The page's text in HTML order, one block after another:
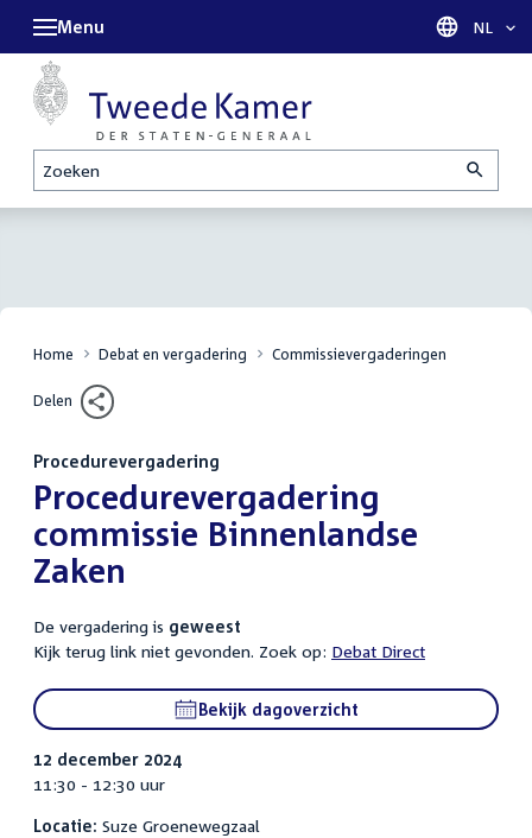
Zoeken
Menu Taal
NL
Home Debat en vergadering Commissievergaderingen
Delen
Procedurevergadering
:Procedurevergadering
commissie Binnenlandse
Zaken
De vergadering is geweest
Kijk terug link niet gevonden. Zoek op: Debat Direct
Bekijk dagoverzicht
12 december 2024
11:30 - 12:30 uur
Locatie: Suze Groenewegzaal